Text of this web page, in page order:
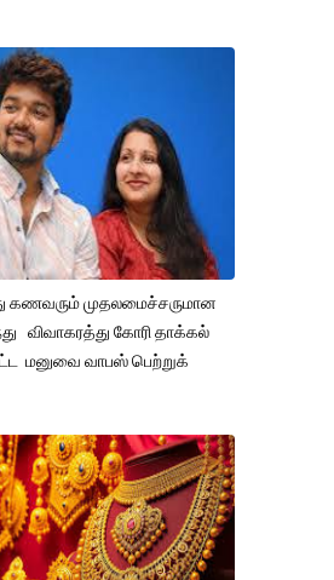
கணவரும் முதலமைச்சருமான
விவாகரத்து கோரி தாக்கல்
மனுவை வாபஸ் பெற்றுக்